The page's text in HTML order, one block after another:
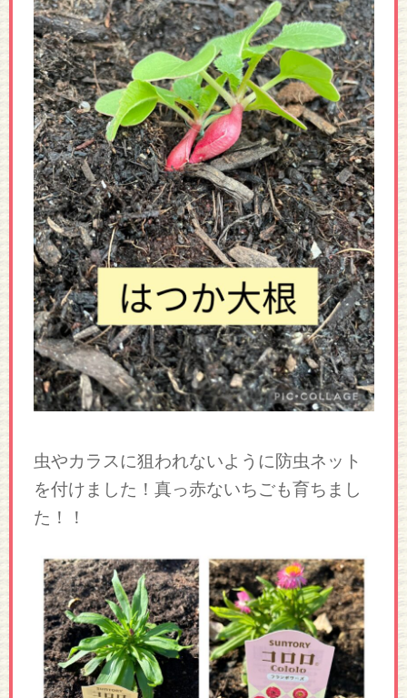
虫やカラスに狙われないように防虫ネット
を付けました！真っ赤ないちごも育ちまし
た！！